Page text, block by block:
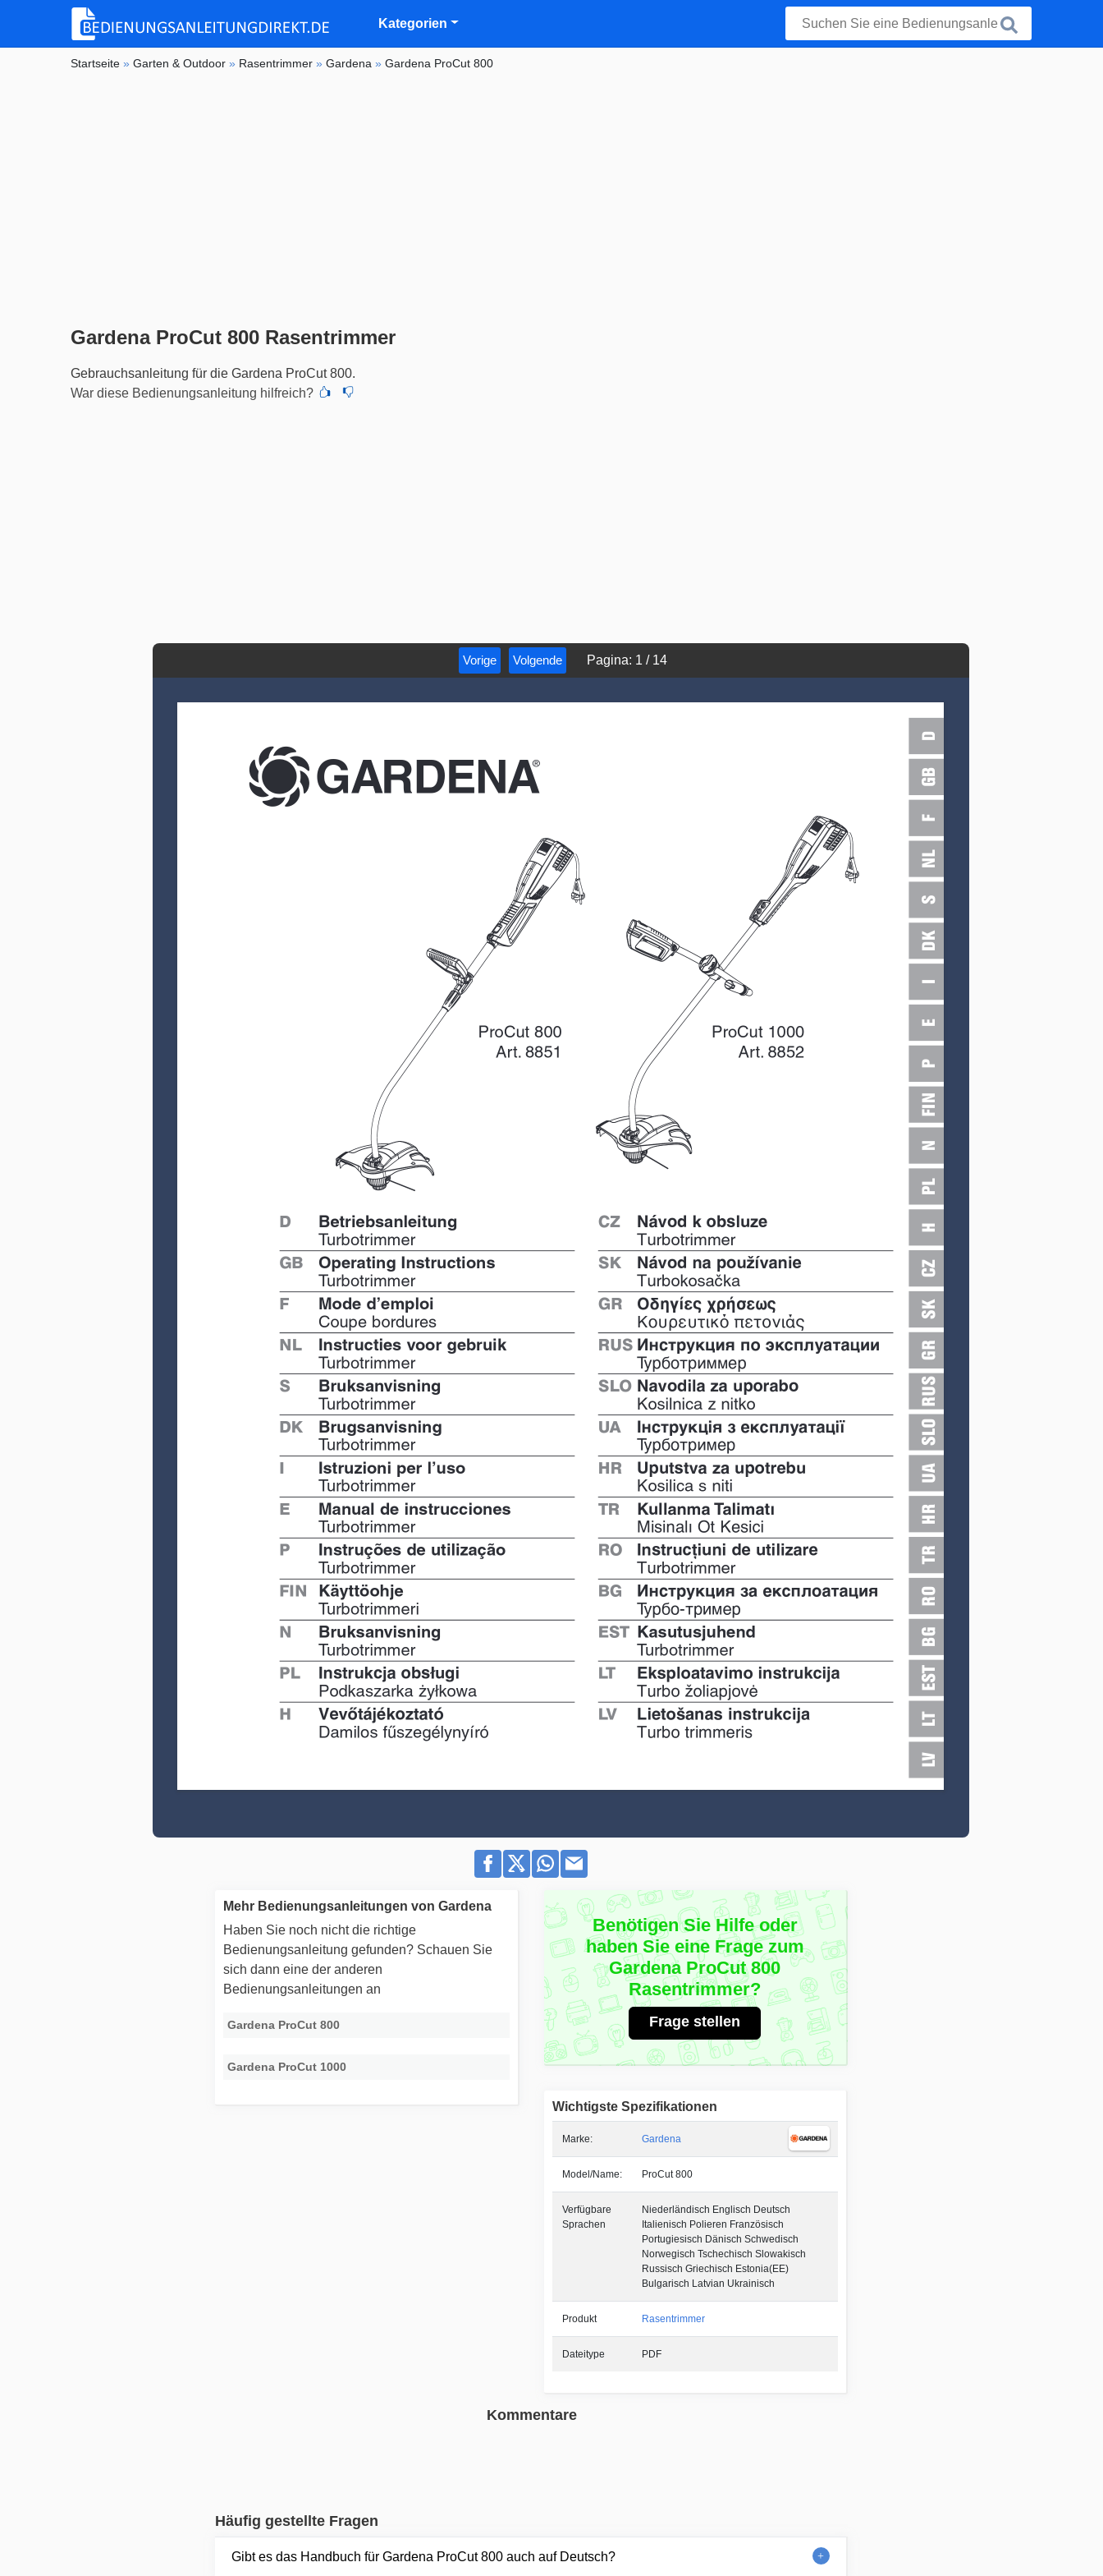
Kategorien
Startseite »Garten & Outdoor » Rasentrimmer »Gardena »Gardena ProCut 800
Gardena ProCut 800 Rasentrimmer
Gebrauchsanleitung für die Gardena ProCut 800.
War diese Bedienungsanleitung hilfreich?
Vorige Volgende Pagina: 1 / 14
Benötigen Sie Hilfe oder
haben Sie eine Frage zum
Gardena ProCut 800
Rasentrimmer?
Frage stellen
Wichtigste Spezifikationen
Marke: Gardena
Model/Name: ProCut 800
Verfügbare
Sprachen
Niederländisch Englisch Deutsch
Italienisch Polieren Französisch
Portugiesisch Dänisch Schwedisch
Norwegisch Tschechisch Slowakisch
Russisch Griechisch Estonia(EE)
Bulgarisch Latvian Ukrainisch
Produkt Rasentrimmer
Dateitype PDF
Mehr Bedienungsanleitungen von Gardena
Haben Sie noch nicht die richtige
Bedienungsanleitung gefunden? Schauen Sie
sich dann eine der anderen
Bedienungsanleitungen an
Gardena ProCut 800
Gardena ProCut 1000
Kommentare
Häufig gestellte Fragen
Gibt es das Handbuch für Gardena ProCut 800 auch auf Deutsch?